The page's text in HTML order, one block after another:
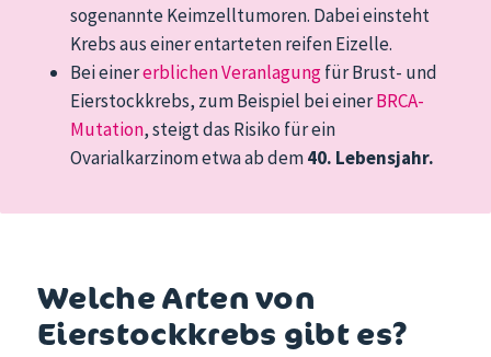
sogenannte Keimzelltumoren. Dabei einsteht
Krebs aus einer entarteten reifen Eizelle.
Bei einererblichen Veranlagungfür Brust- und
Eierstockkrebs, zum Beispiel bei einerBRCA-
Mutation, steigt das Risiko für ein
Ovarialkarzinom etwa ab dem40. Lebensjahr.
Welche Arten von
Eierstockkrebs gibt es?